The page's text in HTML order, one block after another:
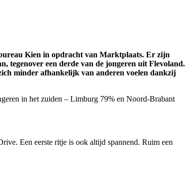
Kien in opdracht van Marktplaats. Er zijn
tegenover een derde van de jongeren uit Flevoland.
minder afhankelijk van anderen voelen dankzij
in het zuiden – Limburg 79% en Noord-Brabant
Een eerste ritje is ook altijd spannend. Ruim een